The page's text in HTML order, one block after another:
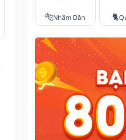
🐅Nhâm Dần 🐈